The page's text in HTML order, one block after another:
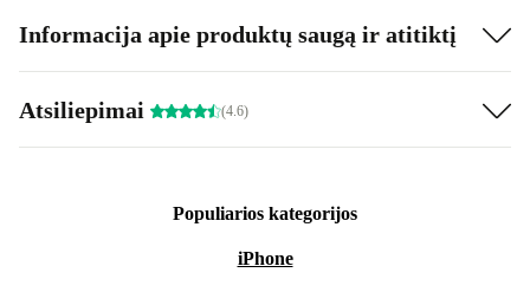
Informacija apie produktų saugą ir atitiktį
Atsiliepimai (4.6)
Populiarios kategorijos
iPhone